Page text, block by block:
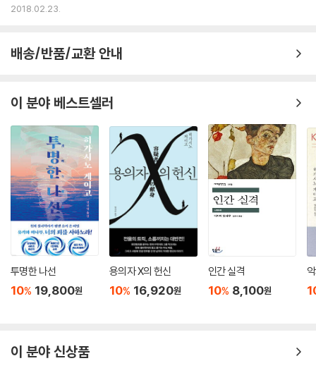
2018.02.23.
배송/반품/교환 안내
이 분야 베스트셀러
투명한 나선
10% 19,800원
용의자 X의 헌신
10% 16,920원
인간 실격
10% 8,100원
이 분야 신상품